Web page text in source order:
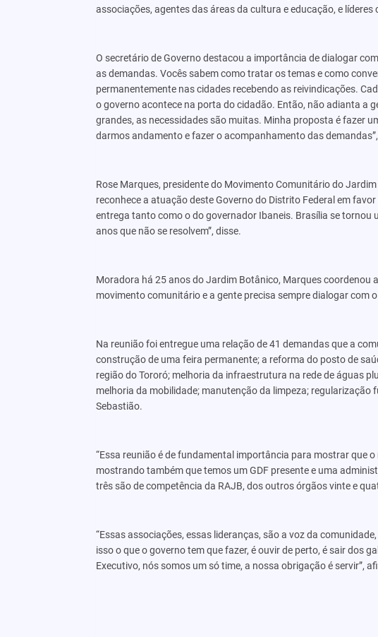
associações, agentes das áreas da cultura e educação, e líderes
O secretário de Governo destacou a importância de dialogar
as demandas. Vocês sabem como tratar os temas e como
permanentemente nas cidades recebendo as reivindicações.
o governo acontece na porta do cidadão. Então, não adianta a
grandes, as necessidades são muitas. Minha proposta é fazer
darmos andamento e fazer o acompanhamento das
Rose Marques, presidente do Movimento Comunitário do
reconhece a atuação deste Governo do Distrito Federal em
entrega tanto como o do governador Ibaneis. Brasília se tornou
anos que não se resolvem”, disse.
Moradora há 25 anos do Jardim Botânico, Marques coordenou
movimento comunitário e a gente precisa sempre dialogar com
Na reunião foi entregue uma relação de 41 demandas que a
construção de uma feira permanente; a reforma do posto de
região do Tororó; melhoria da infraestrutura na rede de águas
melhoria da mobilidade; manutenção da limpeza; regularização
Sebastião.
“Essa reunião é de fundamental importância para mostrar que
mostrando também que temos um GDF presente e uma
três são de competência da RAJB, dos outros órgãos vinte e
“Essas associações, essas lideranças, são a voz da
isso o que o governo tem que fazer, é ouvir de perto, é sair dos
Executivo, nós somos um só time, a nossa obrigação é servir”,